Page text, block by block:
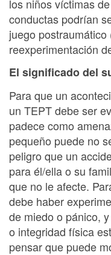
los niños víctimas
conductas podrían
juego postraumático
reexperimentación
El significado del
Para que un
un TEPT debe ser
padece como
pequeño puede no
peligro que un
para él/ella o su
que no le afecte.
debe haber
de miedo o pánico,
o integridad física
pensar que puede